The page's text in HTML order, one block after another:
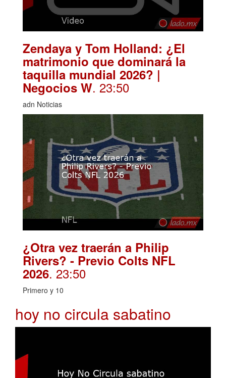
Zendaya y Tom Holland: ¿El
matrimonio que dominará la
taquilla mundial 2026? |
Negocios W. 23:50
adn Noticias
¿Otra vez traerán a Philip
Rivers? - Previo Colts NFL
2026. 23:50
Primero y 10
hoy no circula sabatino